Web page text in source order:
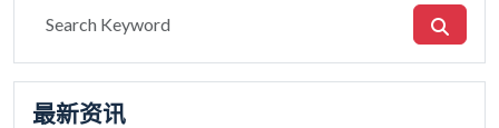
最新资讯